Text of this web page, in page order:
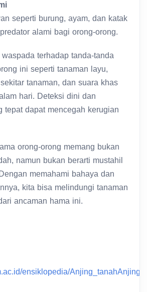
seperti burung, ayam, dan katak
alami bagi orong-orong.
terhadap tanda-tanda
ini seperti tanaman layu,
tanaman, dan suara khas
hari. Deteksi dini dan
tepat dapat mencegah kerugian
orong-orong memang bukan
namun bukan berarti mustahil
memahami bahaya dan
kita bisa melindungi tanaman
ancaman hama ini.
ensiklopedia/Anjing_tanahAnjing